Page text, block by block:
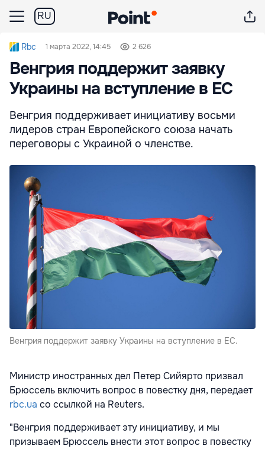
RU
Rbc 1 марта 2022, 14:45 2 626
Венгрия поддержит заявку
Украины на вступление в ЕС
Венгрия поддерживает инициативу восьми
лидеров стран Европейского союза начать
переговоры с Украиной о членстве.
Венгрия поддержит заявку Украины на вступление в ЕС.
Министр иностранных дел Петер Сийярто призвал
Брюссель включить вопрос в повестку дня, передает
rbc.ua со ссылкой на Reuters.
"Венгрия поддерживает эту инициативу, и мы
призываем Брюссель внести этот вопрос в повестку